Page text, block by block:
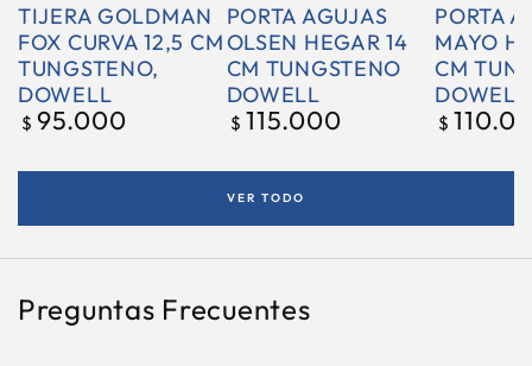
TIJERA GOLDMAN
FOX CURVA 12,5 CM
TUNGSTENO,
DOWELL
Precio
$ 95.000
PORTA AGUJAS
OLSEN HEGAR 14
CM TUNGSTENO
DOWELL
Precio
$ 115.000
PORTA
MAYO
CM
DOWELL
Precio
$
VER TODO
Preguntas Frecuentes